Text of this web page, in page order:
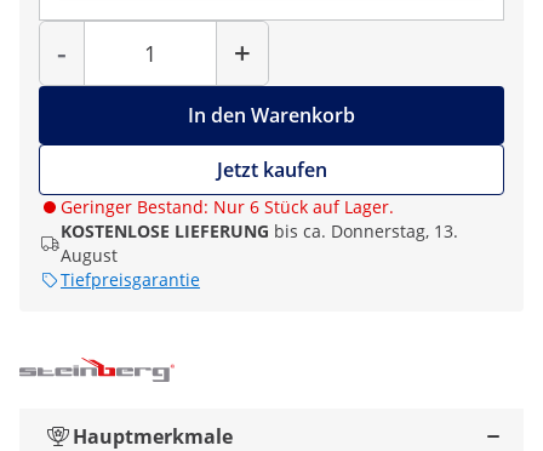
-
Menge
+
In den Warenkorb
Jetzt kaufen
Geringer Bestand: Nur 6 Stück auf Lager.
KOSTENLOSE LIEFERUNG bis ca. Donnerstag, 13.
August
Tiefpreisgarantie
Hauptmerkmale